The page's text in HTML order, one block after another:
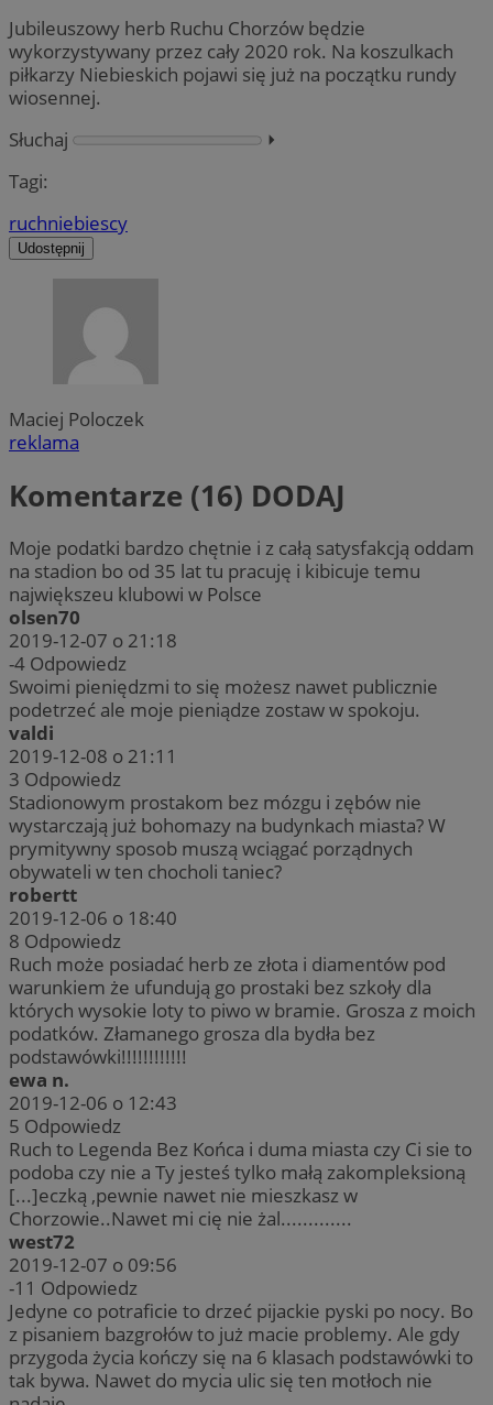
Jubileuszowy herb Ruchu Chorzów będzie
wykorzystywany przez cały 2020 rok. Na koszulkach
piłkarzy Niebieskich pojawi się już na początku rundy
wiosennej.
Słuchaj
⏵︎
Tagi:
ruchniebiescy
Udostępnij
Maciej Poloczek
reklama
Komentarze (16) DODAJ
Moje podatki bardzo chętnie i z całą satysfakcją oddam
na stadion bo od 35 lat tu pracuję i kibicuje temu
największeu klubowi w Polsce
olsen70
2019-12-07 o 21:18
-4 Odpowiedz
Swoimi pieniędzmi to się możesz nawet publicznie
podetrzeć ale moje pieniądze zostaw w spokoju.
valdi
2019-12-08 o 21:11
3 Odpowiedz
Stadionowym prostakom bez mózgu i zębów nie
wystarczają już bohomazy na budynkach miasta? W
prymitywny sposob muszą wciągać porządnych
obywateli w ten chocholi taniec?
robertt
2019-12-06 o 18:40
8 Odpowiedz
Ruch może posiadać herb ze złota i diamentów pod
warunkiem że ufundują go prostaki bez szkoły dla
których wysokie loty to piwo w bramie. Grosza z moich
podatków. Złamanego grosza dla bydła bez
podstawówki!!!!!!!!!!!!
ewa n.
2019-12-06 o 12:43
5 Odpowiedz
Ruch to Legenda Bez Końca i duma miasta czy Ci sie to
podoba czy nie a Ty jesteś tylko małą zakompleksioną
[...]eczką ,pewnie nawet nie mieszkasz w
Chorzowie..Nawet mi cię nie żal.............
west72
2019-12-07 o 09:56
-11 Odpowiedz
Jedyne co potraficie to drzeć pijackie pyski po nocy. Bo
z pisaniem bazgrołów to już macie problemy. Ale gdy
przygoda życia kończy się na 6 klasach podstawówki to
tak bywa. Nawet do mycia ulic się ten motłoch nie